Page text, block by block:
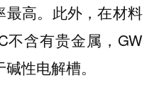
最高。此外，在材料
不含有贵金属，GW
性电解槽。